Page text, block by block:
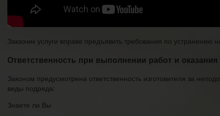
Заказчик услуги вправе предъявить требования по
Ответственность при выполнении работ и оказания
Законом предусмотрена ответственность изготовителя за
виды подряда:
Знаете ли Вы